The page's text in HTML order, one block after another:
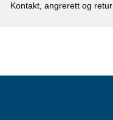
Kontakt, angrerett og retur